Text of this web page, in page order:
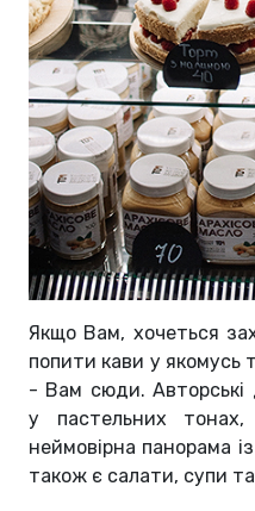
Якщо Вам, хочеться
попити кави у якомусь
- Вам сюди. Авторські
у пастельних тонах,
неймовірна панорама
також є салати, супи